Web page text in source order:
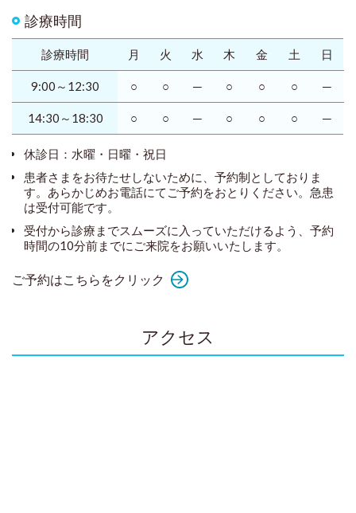
診療時間
診療時間 月 火 水 木 金 土 日
9:00～12:30 ○ ○ ─ ○ ○ ○ ─
14:30～18:30 ○ ○ ─ ○ ○ ○ ─
休診日：水曜・日曜・祝日
患者さまをお待たせしないために、予約制としておりま
す。あらかじめお電話にてご予約をおとりください。急患
は受付可能です。
受付から診療までスムーズに入っていただけるよう、予約
時間の10分前までにご来院をお願いいたします。
ご予約はこちらをクリック
アクセス